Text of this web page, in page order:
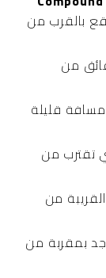
بالقرب من
من
قليلة
تقترب من
من
بمقربة من